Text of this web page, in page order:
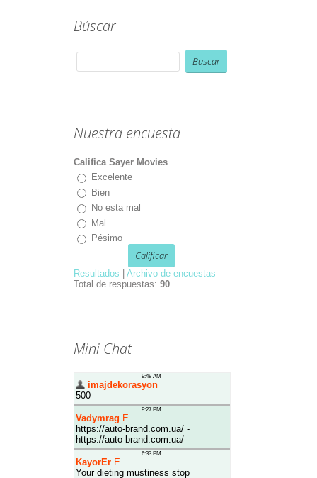
Búscar
Nuestra encuesta
Califica Sayer Movies
Excelente
Bien
No esta mal
Mal
Pésimo
Resultados
Archivo de encuestas
Total de respuestas: 90
Mini Chat